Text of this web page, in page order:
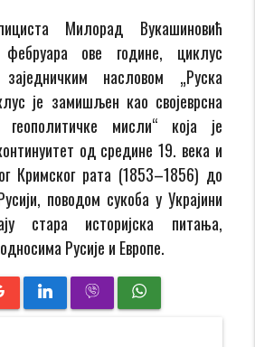
Милорад Вукашиновић
ове године, циклус
насловом „Руска
је замишљен као својеврсна
геополитичке мисли“ која је
од средине 19. века и
Кримског рата (1853–1856) до
поводом сукоба у Украјини
стара историјска питања,
Русије и Европе.